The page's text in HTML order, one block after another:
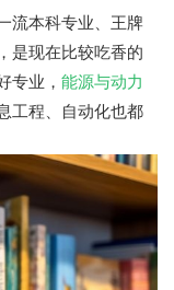
流本科专业、王牌
是现在比较吃香的
专业， 能源与动力
工程、自动化也都